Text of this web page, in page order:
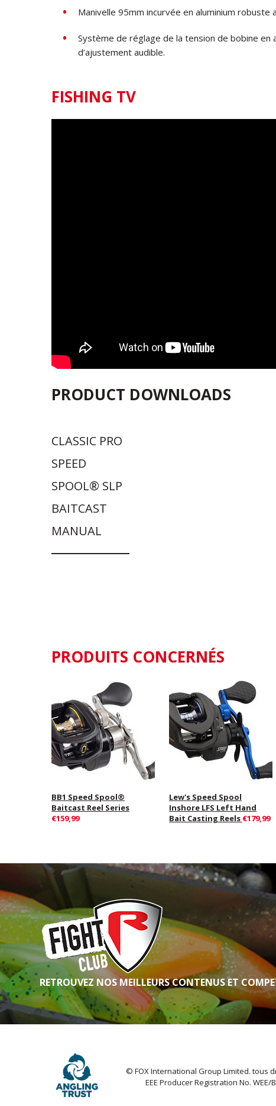
Manivelle 95mm incurvée en aluminium robuste
Système de réglage de la tension de bobine en
d’ajustement audible.
FISHING TV
PRODUCT DOWNLOADS
CLASSIC PRO
SPEED
SPOOL® SLP
BAITCAST
MANUAL
PRODUITS CONCERNÉS
BB1 Speed Spool®
Baitcast Reel Series
€159,99
Lew's Speed Spool
Inshore LFS Left Hand
Bait Casting Reels €179,99
RETROUVEZ NOS MEILLEURS CONTENUS ET
© FOX International Group Limited. tous
EEE Producer Registration No. WEE/